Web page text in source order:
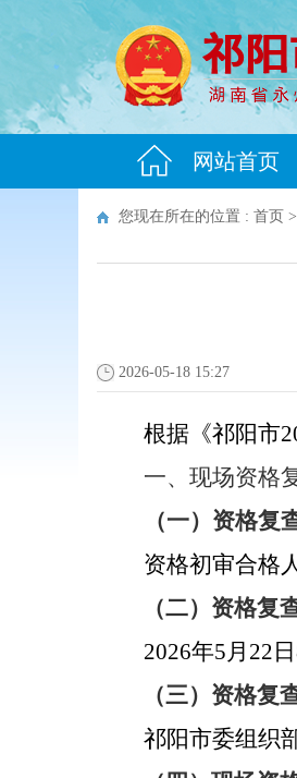
网站首页
您现在所在的位置 : 首页 >
2026-05-18 15:27
根据《祁阳市
一、现场资格
（一）资格复
资格初审合格
（二）资格复
2026年5月 22
（三）资格复
祁阳市委组织